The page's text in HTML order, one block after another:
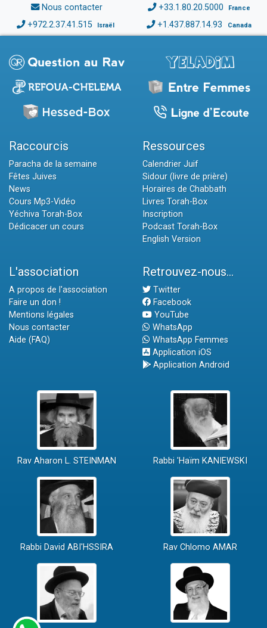
Nous contacter +33.1.80.20.5000 France
+972.2.37.41.515 Israël +1.437.887.14.93 Canada
Raccourcis
Paracha de la semaine
Fêtes Juives
News
Cours Mp3-Vidéo
Yéchiva Torah-Box
Dédicacer un cours
Ressources
Calendrier Juif
Sidour (livre de prière)
Horaires de Chabbath
Livres Torah-Box
Inscription
Podcast Torah-Box
English Version
L'association
A propos de l'association
Faire un don !
Mentions légales
Nous contacter
Aide (FAQ)
Retrouvez-nous...
Twitter
Facebook
YouTube
WhatsApp
WhatsApp Femmes
Application iOS
Application Android
Rav Aharon L. STEINMAN Rabbi 'Haïm KANIEWSKI
Rabbi David ABI'HSSIRA Rav Chlomo AMAR